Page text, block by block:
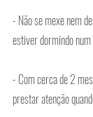
- Não se mexe nem
estiver dormindo
- Com cerca de 2
prestar atenção